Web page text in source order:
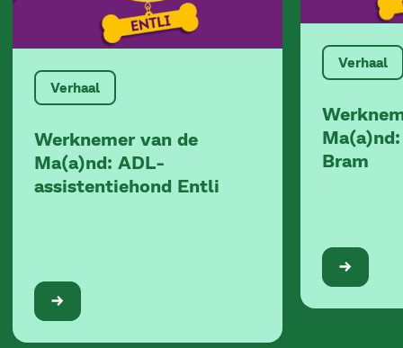
Verhaal
Werknemer van de
Ma(a)nd: ADL-
assistentiehond Entli
Verhaal
Bram